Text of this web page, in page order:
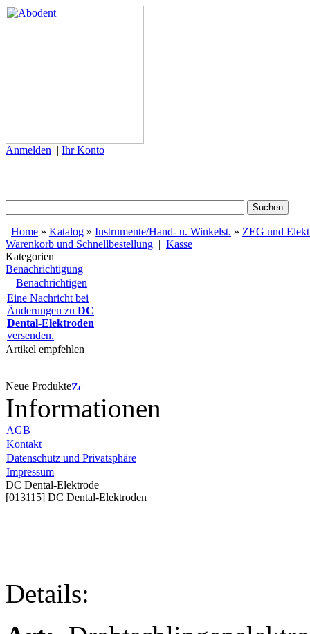
Anmelden | Ihr Konto
Home » Katalog » Instrumente/Hand- u. Winkelst. » ZEG und
Warenkorb und Schnellbestellung | Kasse
Kategorien
Benachrichtigung
Benachrichtigen
Eine Nachricht bei
Änderungen zu DC
Dental-Elektroden
versenden.
Artikel empfehlen
Neue Produkte
Informationen
AGB
Kontakt
Datenschutz und Privatsphäre
Impressum
DC Dental-Elektrode
[013115] DC Dental-Elektroden
Details: